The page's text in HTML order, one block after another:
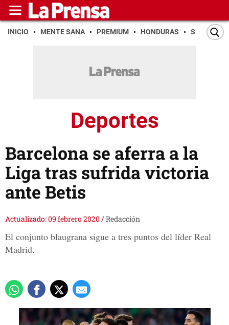
INICIO MENTE SANA PREMIUM HONDURAS SAN PEDRO
Deportes
Barcelona se aferra a la
Liga tras sufrida victoria
ante Betis
Actualizado: 09 febrero 2020/Redacción
El conjunto blaugrana sigue a tres puntos del líder Real
Madrid.